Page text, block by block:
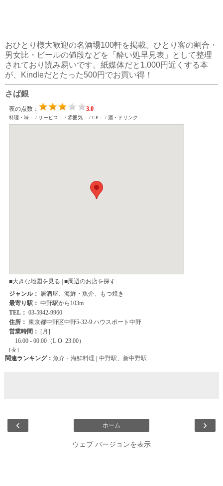
おひとり様大歓迎の名酒場100軒を掲載。ひとり客の割合・
男女比・ビールの値段などを「酔い処早見表」として整理
されており読み易いです。紙媒体だと1,000円近くする本
が、Kindleだとたった500円でお買い得！
さば銀
関連ランキング： 魚介・海鮮料理 | 中野駅 新中野駅
‹ ›
ホーム
ウェブ バージョンを表示